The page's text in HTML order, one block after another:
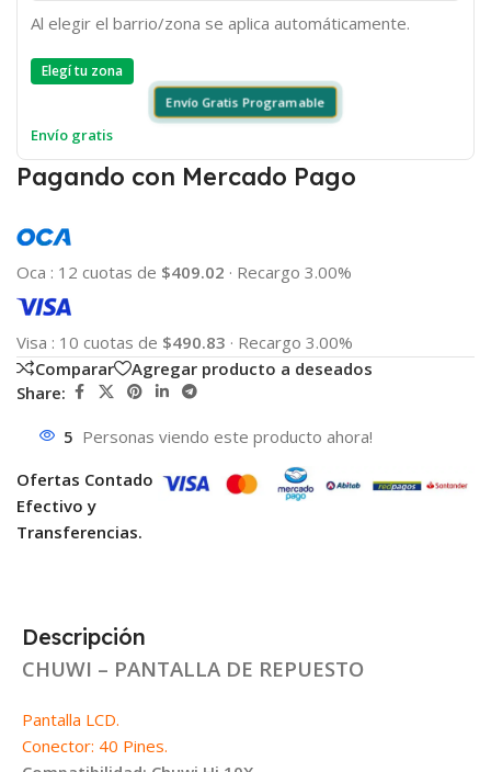
Al elegir el barrio/zona se aplica automáticamente.
Elegí tu zona
Envío Gratis Programable
Envío gratis
Pagando con Mercado Pago
Oca : 12 cuotas de $409.02 · Recargo 3.00%
Visa : 10 cuotas de $490.83 · Recargo 3.00%
Comparar
Agregar producto a deseados
Share:
5 Personas viendo este producto ahora!
Ofertas Contado
Efectivo y
Transferencias.
Descripción
CHUWI – PANTALLA DE REPUESTO
Pantalla LCD.
Conector: 40 Pines.